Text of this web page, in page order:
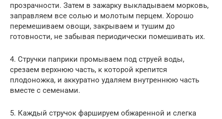
прозрачности. Затем в зажарку выкладываем морковь,
заправляем все солью и молотым перцем. Хорошо
перемешиваем овощи, закрываем и тушим до
готовности, не забывая периодически помешивать их.
4. Стручки паприки промываем под струей воды,
срезаем верхнюю часть, к которой крепится
плодоножка, и аккуратно удаляем внутреннюю часть
вместе с семенами.
5. Каждый стручок фаршируем обжаренной и слегка